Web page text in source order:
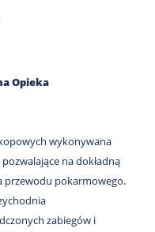
Opieka
wykonywana
na dokładną
przewodu pokarmowego.
zabiegów i